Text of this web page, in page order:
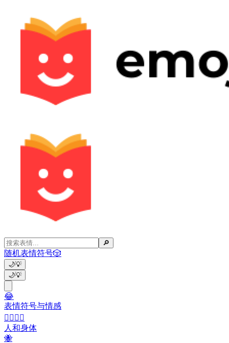
🔎
随机表情符号🎲
🌙💡
🌙💡
😂
表情符号与情感
👩‍❤️‍💋‍👨
人和身体
🐝